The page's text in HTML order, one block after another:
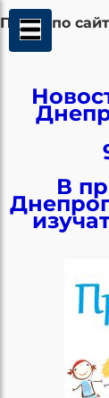
Поиск по
В